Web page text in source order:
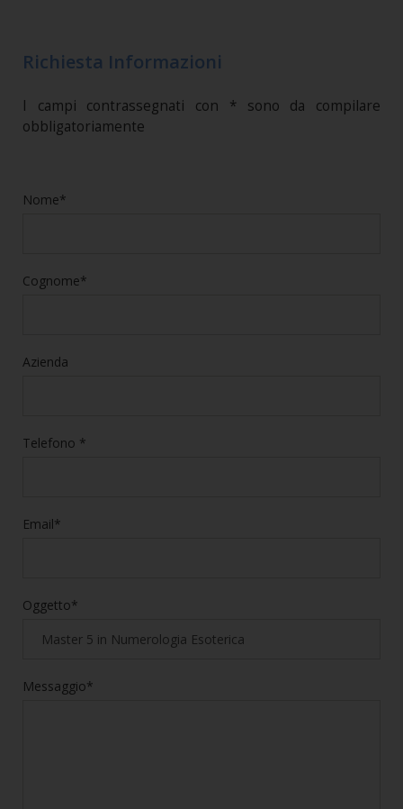
Richiesta Informazioni
I campi contrassegnati con * sono da compilare
obbligatoriamente
Nome*
Cognome*
Azienda
Telefono *
Email*
Oggetto*
Messaggio*